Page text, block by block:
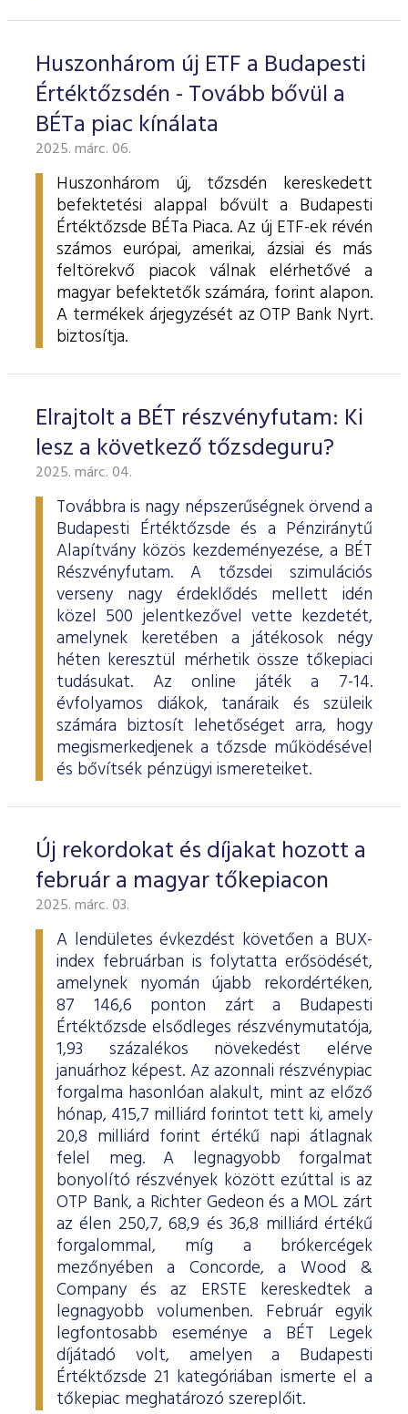
Huszonhárom új ETF a Budapesti
Értéktőzsdén - Tovább bővül a
BÉTa piac kínálata
2025. márc. 06.
Huszonhárom új, tőzsdén kereskedett
befektetési alappal bővült a Budapesti
Értéktőzsde BÉTa Piaca. Az új ETF-ek révén
számos európai, amerikai, ázsiai és más
feltörekvő piacok válnak elérhetővé a
magyar befektetők számára, forint alapon.
A termékek árjegyzését az OTP Bank Nyrt.
biztosítja.
Elrajtolt a BÉT részvényfutam: Ki
lesz a következő tőzsdeguru?
2025. márc. 04.
Továbbra is nagy népszerűségnek örvend a
Budapesti Értéktőzsde és a Pénziránytű
Alapítvány közös kezdeményezése, a BÉT
Részvényfutam. A tőzsdei szimulációs
verseny nagy érdeklődés mellett idén
közel 500 jelentkezővel vette kezdetét,
amelynek keretében a játékosok négy
héten keresztül mérhetik össze tőkepiaci
tudásukat. Az online játék a 7-14.
évfolyamos diákok, tanáraik és szüleik
számára biztosít lehetőséget arra, hogy
megismerkedjenek a tőzsde működésével
és bővítsék pénzügyi ismereteiket.
Új rekordokat és díjakat hozott a
február a magyar tőkepiacon
2025. márc. 03.
A lendületes évkezdést követően a BUX-
index februárban is folytatta erősödését,
amelynek nyomán újabb rekordértéken,
87 146,6 ponton zárt a Budapesti
Értéktőzsde elsődleges részvénymutatója,
1,93 százalékos növekedést elérve
januárhoz képest. Az azonnali részvénypiac
forgalma hasonlóan alakult, mint az előző
hónap, 415,7 milliárd forintot tett ki, amely
20,8 milliárd forint értékű napi átlagnak
felel meg. A legnagyobb forgalmat
bonyolító részvények között ezúttal is az
OTP Bank, a Richter Gedeon és a MOL zárt
az élen 250,7, 68,9 és 36,8 milliárd értékű
forgalommal, míg a brókercégek
mezőnyében a Concorde, a Wood &
Company és az ERSTE kereskedtek a
legnagyobb volumenben. Február egyik
legfontosabb eseménye a BÉT Legek
díjátadó volt, amelyen a Budapesti
Értéktőzsde 21 kategóriában ismerte el a
tőkepiac meghatározó szereplőit.